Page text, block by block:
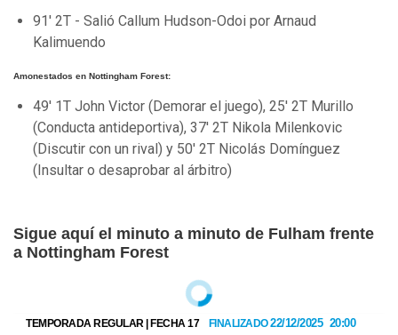
91' 2T - Salió Callum Hudson-Odoi por Arnaud
Kalimuendo
Amonestados en Nottingham Forest:
49' 1T John Victor (Demorar el juego), 25' 2T Murillo
(Conducta antideportiva), 37' 2T Nikola Milenkovic
(Discutir con un rival) y 50' 2T Nicolás Domínguez
(Insultar o desaprobar al árbitro)
Sigue aquí el minuto a minuto de Fulham frente
a Nottingham Forest